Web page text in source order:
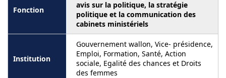
avis sur la politique, la stratégie
politique et la communication des
cabinets ministériels
Gouvernement wallon, Vice- présidence,
Emploi, Formation, Santé, Action
sociale, Egalité des chances et Droits
des femmes